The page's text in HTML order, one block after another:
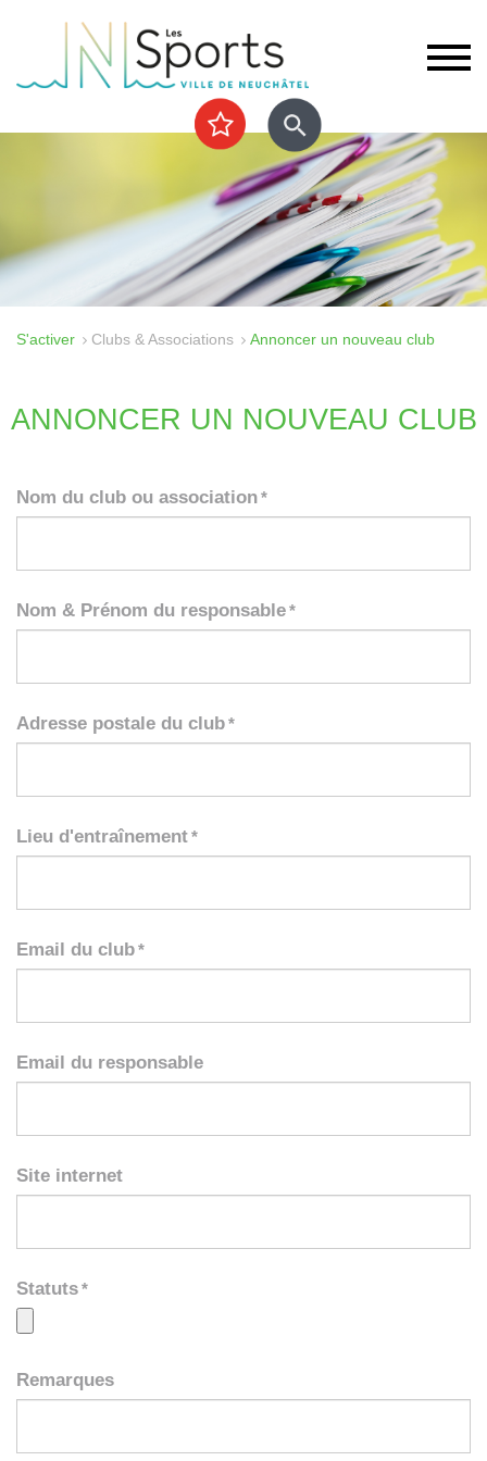
S'activer Clubs & Associations Annoncer un nouveau club
ANNONCER UN NOUVEAU CLUB
Nom du club ou association*
Nom & Prénom du responsable*
Adresse postale du club*
Lieu d'entraînement*
Email du club*
Email du responsable
Site internet
Statuts*
Remarques